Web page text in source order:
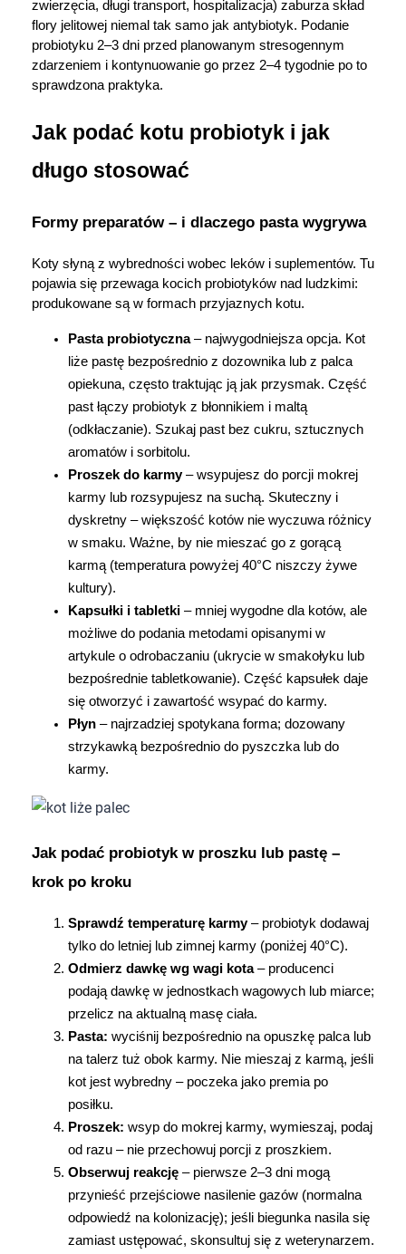
zwierzęcia, długi transport, hospitalizacja) zaburza skład
flory jelitowej niemal tak samo jak antybiotyk. Podanie
probiotyku 2–3 dni przed planowanym stresogennym
zdarzeniem i kontynuowanie go przez 2–4 tygodnie po to
sprawdzona praktyka.
Jak podać kotu probiotyk i jak
długo stosować
Formy preparatów – i dlaczego pasta wygrywa
Koty słyną z wybredności wobec leków i suplementów. Tu
pojawia się przewaga kocich probiotyków nad ludzkimi:
produkowane są w formach przyjaznych kotu.
Pasta probiotyczna – najwygodniejsza opcja. Kot
liże pastę bezpośrednio z dozownika lub z palca
opiekuna, często traktując ją jak przysmak. Część
past łączy probiotyk z błonnikiem i maltą
(odkłaczanie). Szukaj past bez cukru, sztucznych
aromatów i sorbitolu.
Proszek do karmy – wsypujesz do porcji mokrej
karmy lub rozsypujesz na suchą. Skuteczny i
dyskretny – większość kotów nie wyczuwa różnicy
w smaku. Ważne, by nie mieszać go z gorącą
karmą (temperatura powyżej 40°C niszczy żywe
kultury).
Kapsułki i tabletki – mniej wygodne dla kotów, ale
możliwe do podania metodami opisanymi w
artykule o odrobaczaniu (ukrycie w smakołyku lub
bezpośrednie tabletkowanie). Część kapsułek daje
się otworzyć i zawartość wsypać do karmy.
Płyn – najrzadziej spotykana forma; dozowany
strzykawką bezpośrednio do pyszczka lub do
karmy.
Jak podać probiotyk w proszku lub pastę –
krok po kroku
Sprawdź temperaturę karmy – probiotyk dodawaj
tylko do letniej lub zimnej karmy (poniżej 40°C).
Odmierz dawkę wg wagi kota – producenci
podają dawkę w jednostkach wagowych lub miarce;
przelicz na aktualną masę ciała.
Pasta: wyciśnij bezpośrednio na opuszkę palca lub
na talerz tuż obok karmy. Nie mieszaj z karmą, jeśli
kot jest wybredny – poczeka jako premia po
posiłku.
Proszek: wsyp do mokrej karmy, wymieszaj, podaj
od razu – nie przechowuj porcji z proszkiem.
Obserwuj reakcję – pierwsze 2–3 dni mogą
przynieść przejściowe nasilenie gazów (normalna
odpowiedź na kolonizację); jeśli biegunka nasila się
zamiast ustępować, skonsultuj się z weterynarzem.